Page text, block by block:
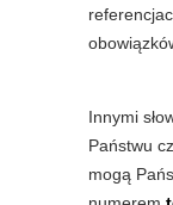
Innymi
Państwu
mogą